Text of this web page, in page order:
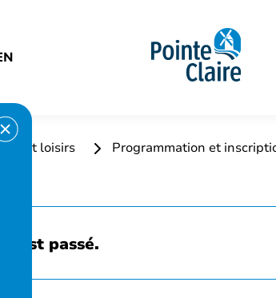
et loisirs Programmation et
est passé.